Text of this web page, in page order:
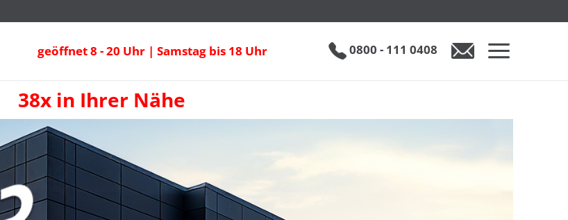
geöffnet 8 - 20 Uhr | Samstag bis 18 Uhr 0800 - 111 0408
38x in Ihrer Nähe